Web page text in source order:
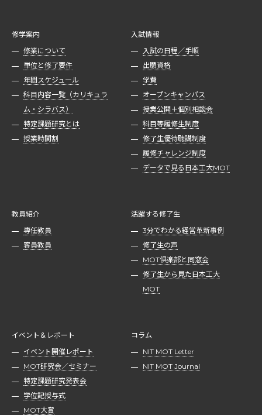
修学案内
修業について
単位と修了要件
年間スケジュール
科目内容一覧（カリキュラ
ム・シラバス）
特定課題研究とは
授業時間割
入試情報
入試の日程／手順
出願資格
学費
オープンキャンパス
授業公開＋個別相談会
科目等履修生制度
修了生優待聴講制度
履修チャレンジ制度
データで見る日本工大MOT
教員紹介
専任教員
客員教員
活躍する修了生
3分でわかる経営革新事例
修了生の声
MOT倶楽部と同窓会
修了生から見た日本工大
MOT
イベント＆レポート
イベント開催レポート
MOT研究会／セミナー
特定課題研究発表会
学位記授与式
MOT大賞
コラム
NIT MOT Letter
NIT MOT Journal